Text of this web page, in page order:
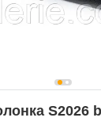
S2026